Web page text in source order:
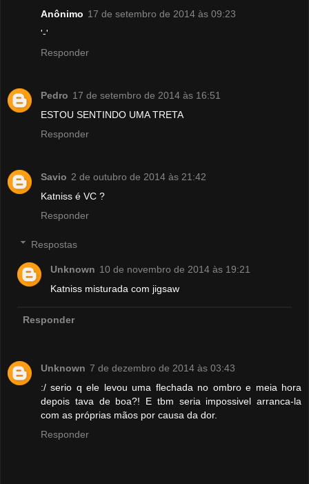
Anônimo 17 de setembro de 2014 às 09:23
'-'
Responder
Pedro 17 de setembro de 2014 às 16:51
ESTOU SENTINDO UMA TRETA
Responder
Savio 2 de outubro de 2014 às 21:42
Katniss é VC ?
Responder
Respostas
Unknown 10 de novembro de 2014 às 19:21
Katniss misturada com jigsaw
Responder
Unknown 7 de dezembro de 2014 às 03:43
:/ serio q ele levou uma flechada no ombro e meia hora
depois tava de boa?! E tbm seria impossivel arranca-la
com as próprias mãos por causa da dor.
Responder